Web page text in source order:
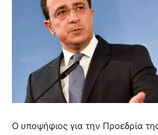
Ο υποψήφιος για την Προεδρία